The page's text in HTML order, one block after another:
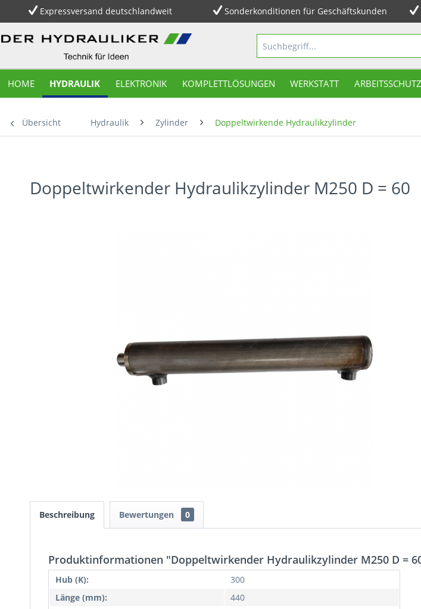
Expressversand deutschlandweit Sonderkonditionen für Geschäftskunden
HOME HYDRAULIK ELEKTRONIK KOMPLETTLÖSUNGEN WERKSTATT ARBEITSSCHUTZ
Übersicht Hydraulik Zylinder Doppeltwirkende Hydraulikzylinder
Doppeltwirkender Hydraulikzylinder M250 D = 60
Beschreibung Bewertungen 0
Produktinformationen "Doppeltwirkender Hydraulikzylinder M250 D =
Hub (K):
300
Länge (mm):
440